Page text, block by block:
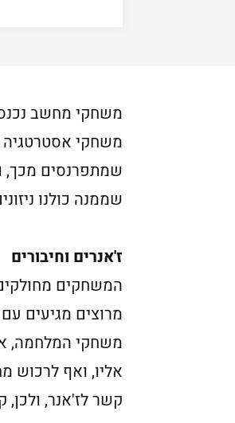
משחקי אסטרטגיה
שמתפרנסים מכך,
שממנה כולנו
ז'אנרים וחיבורים
המשחקים
מרוצים מגיעים
משחקי המלחמה,
אליו, ואף לרכוש
קשר לז'אנר, ולכן,